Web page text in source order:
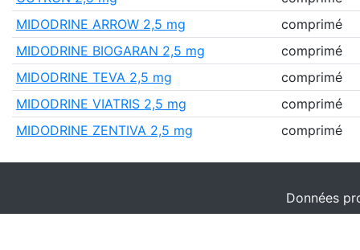
MIDODRINE ARROW 2,5 mg
comprimé
MIDODRINE BIOGARAN 2,5 mg
comprimé
MIDODRINE TEVA 2,5 mg
comprimé
MIDODRINE VIATRIS 2,5 mg
comprimé
MIDODRINE ZENTIVA 2,5 mg
comprimé
Données